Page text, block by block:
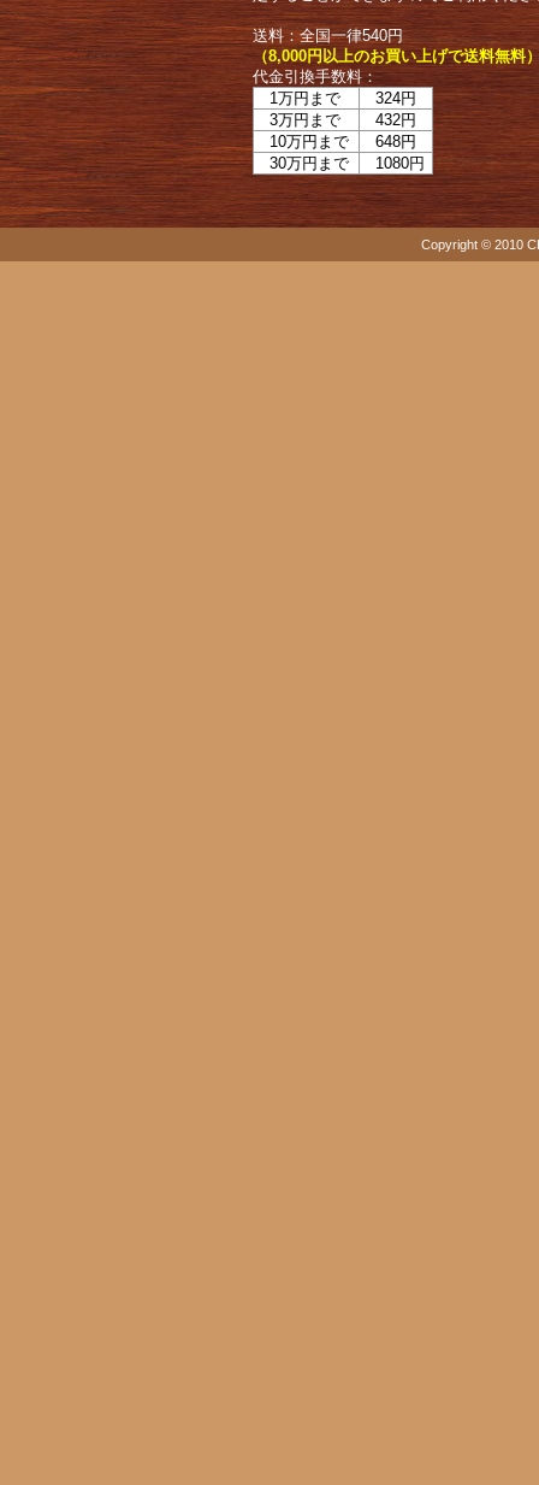
送料：全国一律540円
（8,000円以上のお買い上げで送料無料
代金引換手数料：
1万円まで
324円
3万円まで
432円
10万円まで
648円
30万円まで
1080円
Copyright © 2010